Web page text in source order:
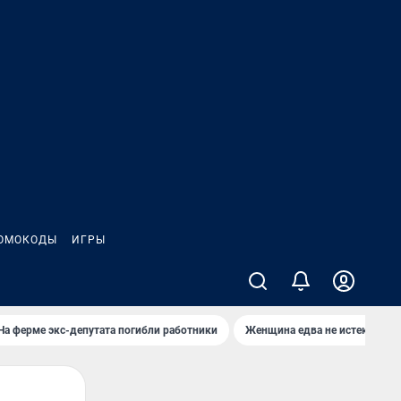
ИГРЫ
ферме экс-депутата погибли работники Женщина едва не истекла